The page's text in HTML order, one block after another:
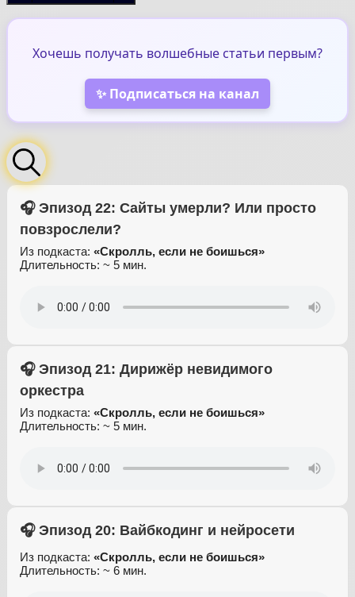
Хочешь получать волшебные статьи первым?
✨ Подписаться на канал
🎧 Эпизод 22: Сайты умерли? Или просто
повзрослели?
Из подкаста: «Скролль, если не боишься»
Длительность: ~ 5 мин.
🎧 Эпизод 21: Дирижёр невидимого
оркестра
Из подкаста: «Скролль, если не боишься»
Длительность: ~ 5 мин.
🎧 Эпизод 20: Вайбкодинг и нейросети
Из подкаста: «Скролль, если не боишься»
Длительность: ~ 6 мин.